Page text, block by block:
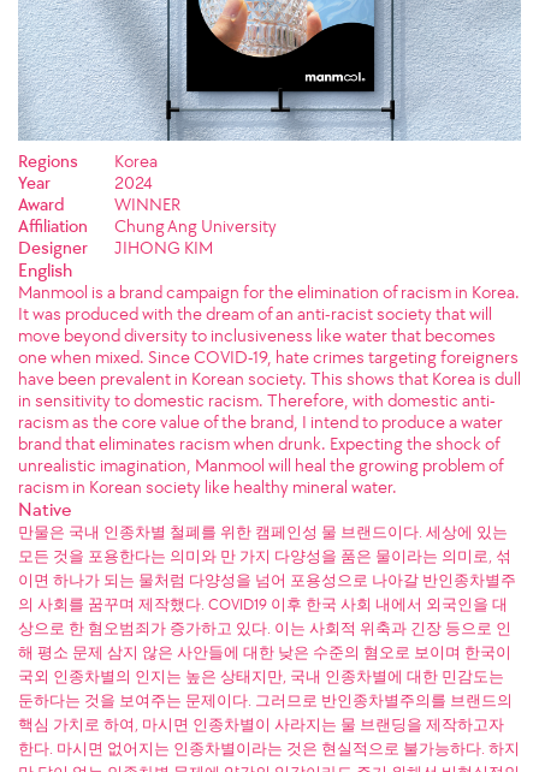
Regions
Korea
Year
2024
Award
WINNER
Affiliation
Chung Ang University
Designer
JIHONG KIM
English
Manmool is a brand campaign for the elimination of racism in Korea.
It was produced with the dream of an anti-racist society that will
move beyond diversity to inclusiveness like water that becomes
one when mixed. Since COVID-19, hate crimes targeting foreigners
have been prevalent in Korean society. This shows that Korea is dull
in sensitivity to domestic racism. Therefore, with domestic anti-
racism as the core value of the brand, I intend to produce a water
brand that eliminates racism when drunk. Expecting the shock of
unrealistic imagination, Manmool will heal the growing problem of
racism in Korean society like healthy mineral water.
Native
만물은 국내 인종차별 철폐를 위한 캠페인성 물 브랜드이다. 세상에 있는
모든 것을 포용한다는 의미와 만 가지 다양성을 품은 물이라는 의미로, 섞
이면 하나가 되는 물처럼 다양성을 넘어 포용성으로 나아갈 반인종차별주
의 사회를 꿈꾸며 제작했다. COVID19 이후 한국 사회 내에서 외국인을 대
상으로 한 혐오범죄가 증가하고 있다. 이는 사회적 위축과 긴장 등으로 인
해 평소 문제 삼지 않은 사안들에 대한 낮은 수준의 혐오로 보이며 한국이
국외 인종차별의 인지는 높은 상태지만, 국내 인종차별에 대한 민감도는
둔하다는 것을 보여주는 문제이다. 그러므로 반인종차별주의를 브랜드의
핵심 가치로 하여, 마시면 인종차별이 사라지는 물 브랜딩을 제작하고자
한다. 마시면 없어지는 인종차별이라는 것은 현실적으로 불가능하다. 하지